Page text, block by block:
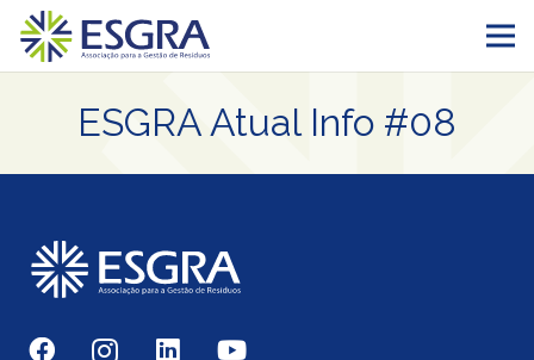
ESGRA Atual Info #08